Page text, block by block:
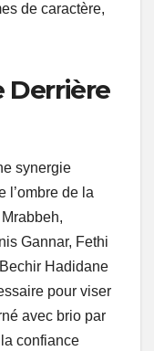
de caractère,
Derrière
synergie
l’ombre de la
Gannar, Fethi
Hadidane
pour viser
avec brio par
confiance